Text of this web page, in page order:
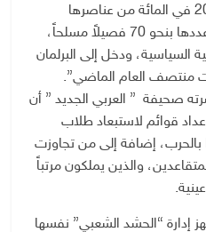
في الفترة المقبلة عن أكثر من 20 في المائة من عناصرها
المقاتلين في الفصائل المقدّر عددها بنحو 70 فصيلاً مسلحاً،
السياسية، ودخل إلى البرلمان
منتصف العام الماضي”.
صحيفة ” العربي الجديد ” أن
قوائم لاستبعاد طلاب
بالحرب، إضافة إلى من تجاوزت
فضلاً عن المتقاعدين، والذين يملكون مرتباً
تجهز إدارة “الحشد الشعبي” نفسها